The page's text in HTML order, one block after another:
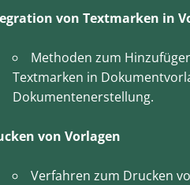
von Textmarken in
Methoden zum
Textmarken in
Dokumentenerstellung.
von Vorlagen
Verfahren zum Drucken